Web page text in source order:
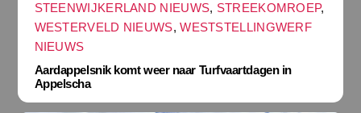
STEENWIJKERLAND NIEUWS, STREEKOMROEP,
WESTERVELD NIEUWS,WESTSTELLINGWERF
NIEUWS
Aardappelsnik komt weer naar Turfvaartdagen in
Appelscha